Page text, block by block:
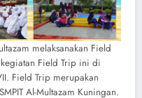
melaksanakan Field
Field Trip ini di
Field Trip merupakan
Al-Multazam Kuningan.